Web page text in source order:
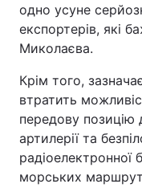
одно усуне
експортерів, які
Миколаєва.
Крім того,
втратить
передову позицію
артилерії та
радіоелектронної
морських